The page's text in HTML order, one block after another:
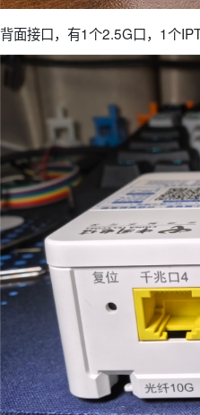
背面接口，有1个2.5G口，1个